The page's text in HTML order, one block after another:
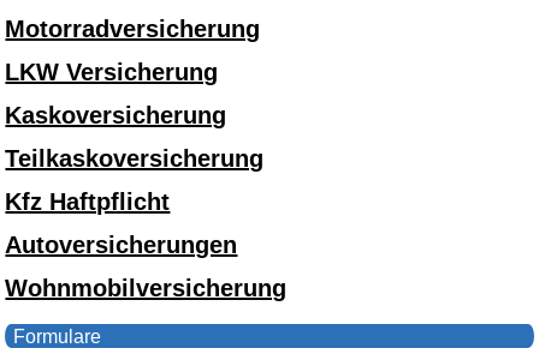
Motorradversicherung
LKW Versicherung
Kaskoversicherung
Teilkaskoversicherung
Kfz Haftpflicht
Autoversicherungen
Wohnmobilversicherung
Formulare